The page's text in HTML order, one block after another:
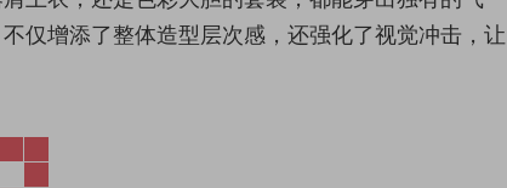
仅增添了整体造型层次感，还强化了视觉冲击，让